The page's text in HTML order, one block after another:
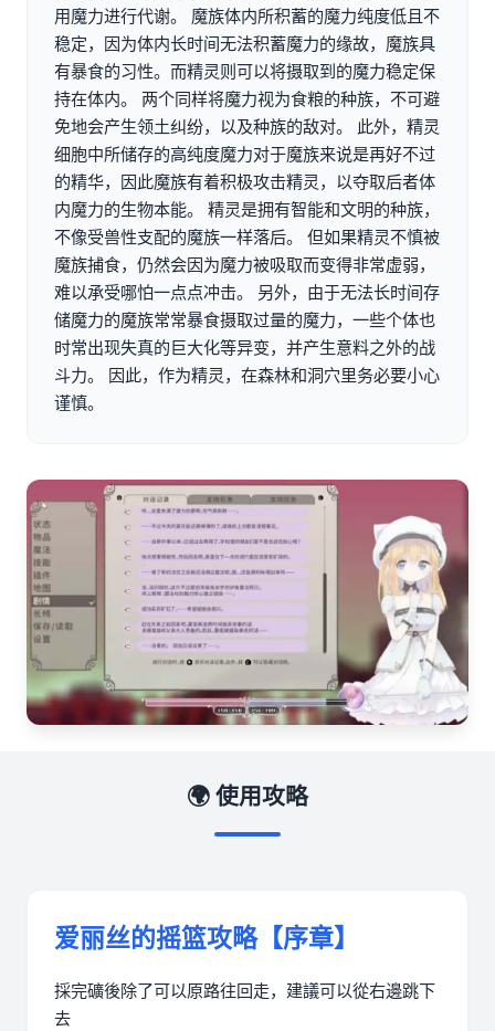
用魔力进行代谢。 魔族体内所积蓄的魔力纯度低且不
稳定，因为体内长时间无法积蓄魔力的缘故，魔族具
有暴食的习性。而精灵则可以将摄取到的魔力稳定保
持在体内。 两个同样将魔力视为食粮的种族，不可避
免地会产生领土纠纷，以及种族的敌对。 此外，精灵
细胞中所储存的高纯度魔力对于魔族来说是再好不过
的精华，因此魔族有着积极攻击精灵，以夺取后者体
内魔力的生物本能。 精灵是拥有智能和文明的种族，
不像受兽性支配的魔族一样落后。 但如果精灵不慎被
魔族捕食，仍然会因为魔力被吸取而变得非常虚弱，
难以承受哪怕一点点冲击。 另外，由于无法长时间存
储魔力的魔族常常暴食摄取过量的魔力，一些个体也
时常出现失真的巨大化等异变，并产生意料之外的战
斗力。 因此，作为精灵，在森林和洞穴里务必要小心
谨慎。
🌍 使用攻略
爱丽丝的摇篮攻略【序章】
採完礦後除了可以原路往回走，建議可以從右邊跳下
去